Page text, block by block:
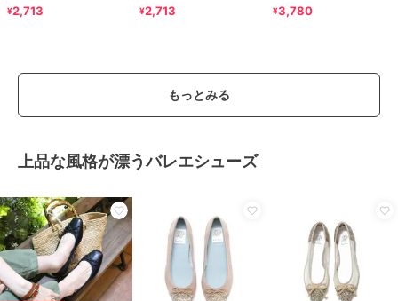
ズ [ menue メヌエ ]
¥2,713
¥2,713
¥3,780
もっとみる
上品な風格が漂うバレエシューズ